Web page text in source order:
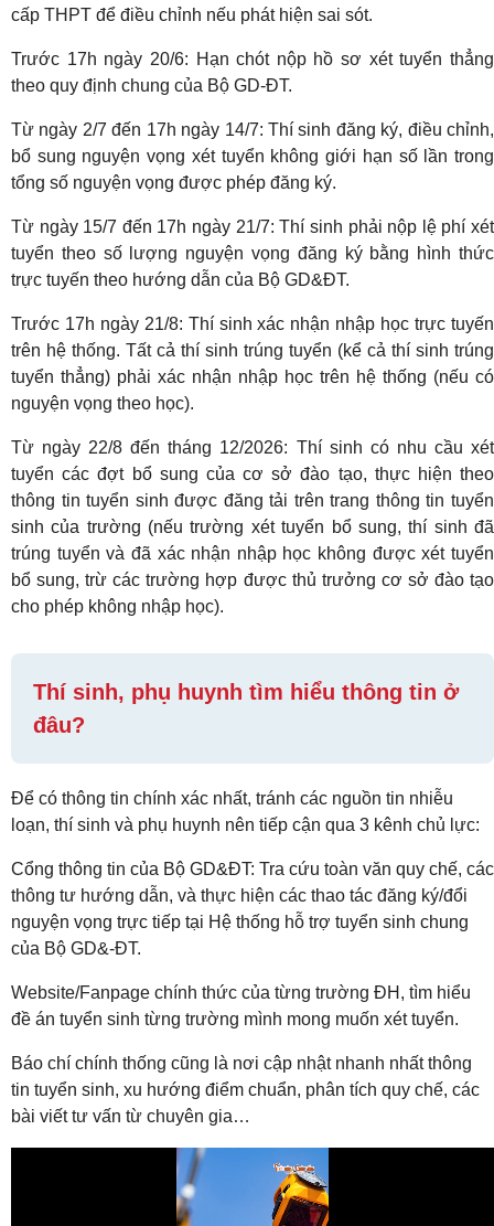
cấp THPT để điều chỉnh nếu phát hiện sai sót.
Trước 17h ngày 20/6: Hạn chót nộp hồ sơ xét tuyển thẳng
theo quy định chung của Bộ GD-ĐT.
Từ ngày 2/7 đến 17h ngày 14/7: Thí sinh đăng ký, điều chỉnh,
bổ sung nguyện vọng xét tuyển không giới hạn số lần trong
tổng số nguyện vọng được phép đăng ký.
Từ ngày 15/7 đến 17h ngày 21/7: Thí sinh phải nộp lệ phí xét
tuyển theo số lượng nguyện vọng đăng ký bằng hình thức
trực tuyến theo hướng dẫn của Bộ GD&ĐT.
Trước 17h ngày 21/8: Thí sinh xác nhận nhập học trực tuyến
trên hệ thống. Tất cả thí sinh trúng tuyển (kể cả thí sinh trúng
tuyển thẳng) phải xác nhận nhập học trên hệ thống (nếu có
nguyện vọng theo học).
Từ ngày 22/8 đến tháng 12/2026: Thí sinh có nhu cầu xét
tuyển các đợt bổ sung của cơ sở đào tạo, thực hiện theo
thông tin tuyển sinh được đăng tải trên trang thông tin tuyển
sinh của trường (nếu trường xét tuyển bổ sung, thí sinh đã
trúng tuyển và đã xác nhận nhập học không được xét tuyển
bổ sung, trừ các trường hợp được thủ trưởng cơ sở đào tạo
cho phép không nhập học).
Thí sinh, phụ huynh tìm hiểu thông tin ở
đâu?
Để có thông tin chính xác nhất, tránh các nguồn tin nhiễu
loạn, thí sinh và phụ huynh nên tiếp cận qua 3 kênh chủ lực:
Cổng thông tin của Bộ GD&ĐT: Tra cứu toàn văn quy chế, các
thông tư hướng dẫn, và thực hiện các thao tác đăng ký/đổi
nguyện vọng trực tiếp tại Hệ thống hỗ trợ tuyển sinh chung
của Bộ GD&-ĐT.
Website/Fanpage chính thức của từng trường ĐH, tìm hiểu
đề án tuyển sinh từng trường mình mong muốn xét tuyển.
Báo chí chính thống cũng là nơi cập nhật nhanh nhất thông
tin tuyển sinh, xu hướng điểm chuẩn, phân tích quy chế, các
bài viết tư vấn từ chuyên gia…